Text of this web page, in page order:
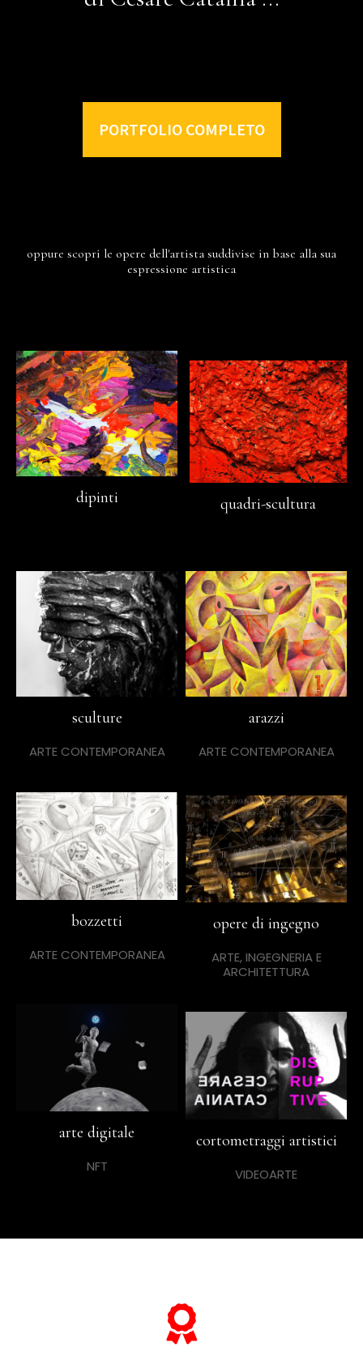
PORTFOLIO COMPLETO
oppure scopri le opere dell'artista suddivise in base alla sua
espressione artistica
dipinti quadri-scultura
sculture
ARTE CONTEMPORANEA
arazzi
ARTE CONTEMPORANEA
bozzetti
ARTE CONTEMPORANEA
opere di ingegno
ARTE, INGEGNERIA E
ARCHITETTURA
arte digitale
NFT
cortometraggi artistici
VIDEOARTE